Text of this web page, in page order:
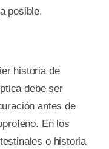
posible.
historia de
debe ser
antes de
En los
o historia